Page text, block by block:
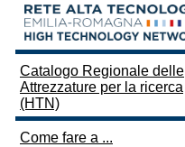
Catalogo Regionale delle
Attrezzature per la ricerca
(HTN)
Come fare a ...